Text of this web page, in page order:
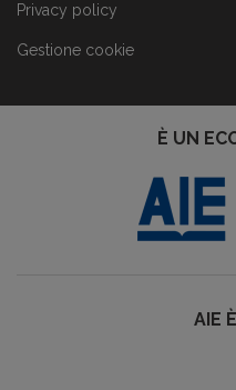
Privacy policy
Gestione cookie
È UN
AIE